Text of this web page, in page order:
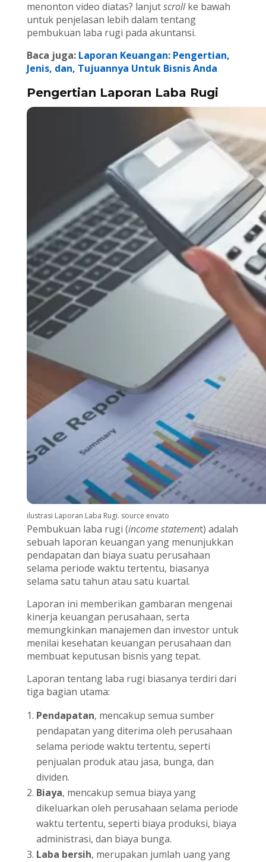
menonton video diatas? lanjutscrollke bawah
untuk penjelasan lebih dalam tentang
pembukuan laba rugi pada akuntansi.
Baca juga: Laporan Keuangan: Pengertian,
Jenis, dan, Tujuannya Untuk Bisnis Anda
Pengertian Laporan Laba Rugi
ilustrasi Laporan Laba Rugi. source envato
Pembukuan laba rugi (income statement) adalah
sebuah laporan keuangan yang menunjukkan
pendapatan dan biaya suatu perusahaan
selama periode waktu tertentu, biasanya
selama satu tahun atau satu kuartal.
Laporan ini memberikan gambaran mengenai
kinerja keuangan perusahaan, serta
memungkinkan manajemen dan investor untuk
menilai kesehatan keuangan perusahaan dan
membuat keputusan bisnis yang tepat.
Laporan tentang laba rugi biasanya terdiri dari
tiga bagian utama:
Pendapatan, mencakup semua sumber
pendapatan yang diterima oleh perusahaan
selama periode waktu tertentu, seperti
penjualan produk atau jasa, bunga, dan
dividen.
Biaya, mencakup semua biaya yang
dikeluarkan oleh perusahaan selama periode
waktu tertentu, seperti biaya produksi, biaya
administrasi, dan biaya bunga.
Laba bersih, merupakan jumlah uang yang